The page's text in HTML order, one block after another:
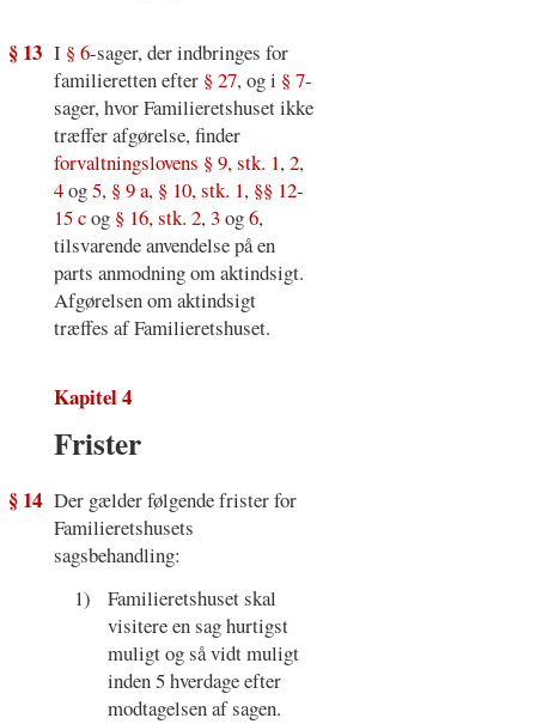
§ 13 I § 6-sager, der indbringes for
familieretten efter § 27, og i § 7-
sager, hvor Familieretshuset ikke
træffer afgørelse, finder
forvaltningslovens § 9, stk. 1,2,
4og5, § 9 a, § 10, stk. 1, §§ 12-
15 cog § 16, stk. 2,3og6,
tilsvarende anvendelse på en
parts anmodning om aktindsigt.
Afgørelsen om aktindsigt
træffes af Familieretshuset.
Kapitel 4
Frister
§ 14 Der gælder følgende frister for
Familieretshusets
sagsbehandling:
1)
Familieretshuset skal
visitere en sag hurtigst
muligt og så vidt muligt
inden 5 hverdage efter
modtagelsen af sagen.